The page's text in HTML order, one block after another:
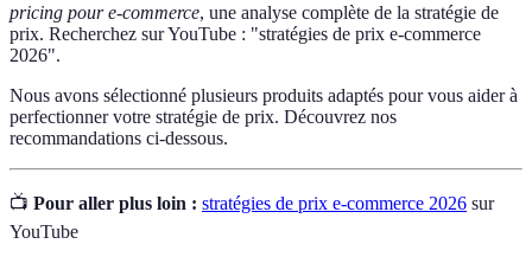
pricing pour e-commerce, une analyse complète de la stratégie de
prix. Recherchez sur YouTube : "stratégies de prix e-commerce
2026".
Nous avons sélectionné plusieurs produits adaptés pour vous aider à
perfectionner votre stratégie de prix. Découvrez nos
recommandations ci-dessous.
📺 Pour aller plus loin : stratégies de prix e-commerce 2026 sur
YouTube